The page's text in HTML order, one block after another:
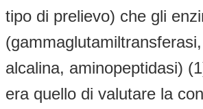
tipo di prelievo) che gli
alcalina, aminopeptidasi)
era quello di valutare la